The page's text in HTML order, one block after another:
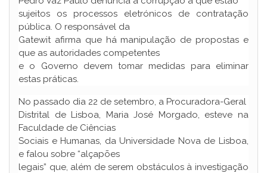
sujeitos os processos eletrónicos de contratação
pública. O responsável da
Gatewit afirma que há manipulação de propostas e
que as autoridades competentes
e o Governo devem tomar medidas para eliminar
estas práticas.
No passado dia 22 de setembro, a Procuradora-Geral
Distrital de Lisboa, Maria José Morgado, esteve na
Faculdade de Ciências
Sociais e Humanas, da Universidade Nova de Lisboa,
e falou sobre “alçapões
legais” que, além de serem obstáculos à investigação